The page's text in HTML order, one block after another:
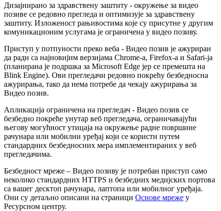
Дизајнирано за здравствену заштиту - окружење за видео
позиве се редовно прегледа и оптимизује за здравствену
заштиту. Изложеност рањивостима које су присутне у другим
комуникационим услугама је ограничена у видео позиву.
Приступ у потпуности преко веба - Видео позив је ажуриран
да ради са најновијим верзијама Chrome-а, Firefox-а и Safari-ја
(планирана је подршка за Microsoft Edge јер се премешта на
Blink Engine). Ови прегледачи редовно покрећу безбедносна
ажурирања, тако да нема потребе да чекају ажурирања за
Видео позив.
Апликација ограничена на прегледач - Видео позив се
безбедно покреће унутар веб прегледача, ограничавајући
његову могућност утицаја на окружење радне површине
рачунара или мобилни уређај који се користи путем
стандардних безбедносних мера имплементираних у веб
прегледачима.
Безбедност мреже – Видео позиву је потребан приступ само
неколико стандардних HTTPS и безбедних медијских портова
са вашег десктоп рачунара, лаптопа или мобилног уређаја.
Они су детаљно описани на страници Основе мреже у
Ресурсном центру.